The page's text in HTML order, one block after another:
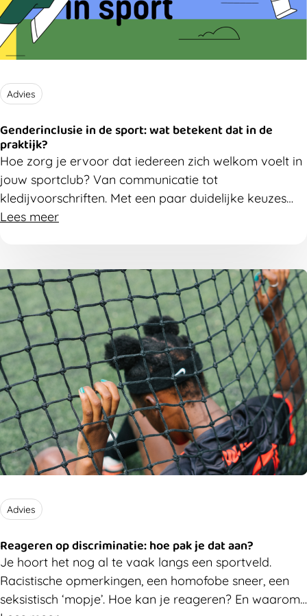
Advies
Genderinclusie in de sport: wat betekent dat in de
praktijk?
Hoe zorg je ervoor dat iedereen zich welkom voelt in
jouw sportclub? Van communicatie tot
kledijvoorschriften. Met een paar duidelijke keuzes
kom je al ver. En nee, dat hoeft niet ingewikkeld te
Lees meer
Advies
Reageren op discriminatie: hoe pak je dat aan?
Je hoort het nog al te vaak langs een sportveld.
Racistische opmerkingen, een homofobe sneer, een
seksistisch ‘mopje’. Hoe kan je reageren? En waarom